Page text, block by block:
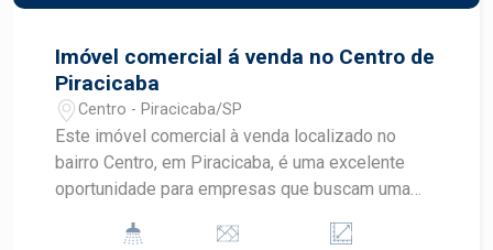
Imóvel comercial á venda no Centro de
Piracicaba
Centro - Piracicaba/SP
Este imóvel comercial à venda localizado no
bairro Centro, em Piracicaba, é uma excelente
oportunidade para empresas que buscam uma
funcional e pronto para uso. Totalmente